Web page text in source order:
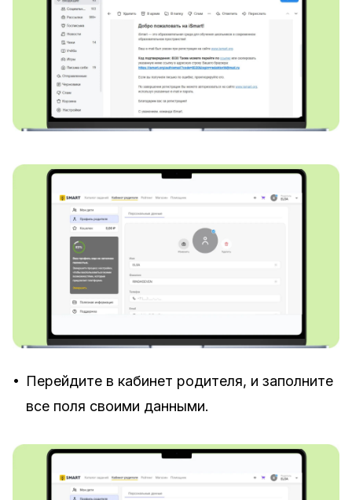
• Перейдите в кабинет родителя, и заполните
все поля своими данными.